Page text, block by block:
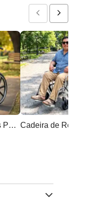
Cadeira de Rodas Pediátrica